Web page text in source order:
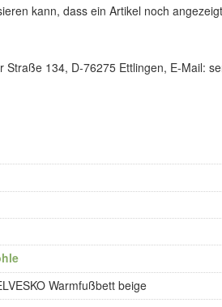
kann, dass ein Artikel noch
134, D-76275 Ettlingen, E-Mail:
Warmfußbett beige